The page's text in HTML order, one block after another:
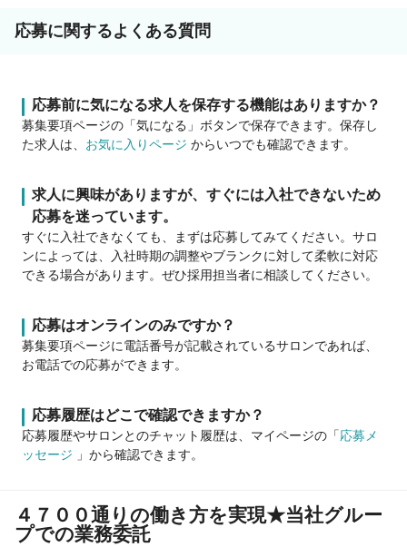
応募に関するよくある質問
応募前に気になる求人を保存する機能はありますか？
募集要項ページの「気になる」ボタンで保存できます。保存し
た求人は、 お気に入りページ からいつでも確認できます。
求人に興味がありますが、すぐには入社できないため
応募を迷っています。
すぐに入社できなくても、まずは応募してみてください。サロ
ンによっては、入社時期の調整やブランクに対して柔軟に対応
できる場合があります。ぜひ採用担当者に相談してください。
応募はオンラインのみですか？
募集要項ページに電話番号が記載されているサロンであれば、
お電話での応募ができます。
応募履歴はどこで確認できますか？
応募履歴やサロンとのチャット履歴は、マイページの「応募メ
ッセージ
」から確認できます。
４７００通りの働き方を実現★当社グルー
プでの業務委託